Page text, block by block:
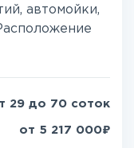
автомойки,
29 до 70 соток
от 5 217 000₽